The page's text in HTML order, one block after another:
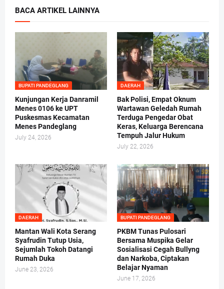
BACA ARTIKEL LAINNYA
BUPATI PANDEGLANG
Kunjungan Kerja Danramil
Menes 0106 ke UPT
Puskesmas Kecamatan
Menes Pandeglang
July 24, 2026
DAERAH
Bak Polisi, Empat Oknum
Wartawan Geledah Rumah
Terduga Pengedar Obat
Keras, Keluarga Berencana
Tempuh Jalur Hukum
July 22, 2026
DAERAH
Mantan Wali Kota Serang
Syafrudin Tutup Usia,
Sejumlah Tokoh Datangi
Rumah Duka
June 23, 2026
BUPATI PANDEGLANG
PKBM Tunas Pulosari
Bersama Muspika Gelar
Sosialisasi Cegah Bullyng
dan Narkoba, Ciptakan
Belajar Nyaman
June 17, 2026